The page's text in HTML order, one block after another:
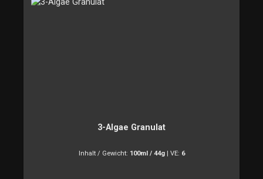
3-Algae Granulat
Inhalt / Gewicht: 100ml / 44g VE: 6